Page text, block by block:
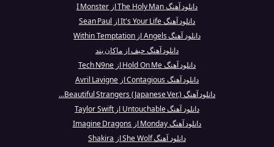
دانلود آهنگ The Holy Man از I Monster
دانلود آهنگ It's Your Life از Sean Paul
دانلود آهنگ Angels از Within Temptation
دانلود آهنگ حیف از ماکان بند
دانلود آهنگ Hold On Me از Tech N9ne
دانلود آهنگ Contagious از Avril Lavigne
دانلود آهنگ Beautiful Strangers (Japanese Ver.)...
دانلود آهنگ Untouchable از Taylor Swift
دانلود آهنگ Monday از Imagine Dragons
دانلود آهنگ She Wolf از Shakira